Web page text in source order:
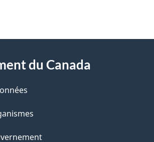
du Canada